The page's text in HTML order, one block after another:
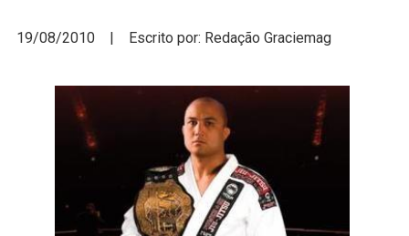
19/08/2010 | Escrito por: Redação Graciemag